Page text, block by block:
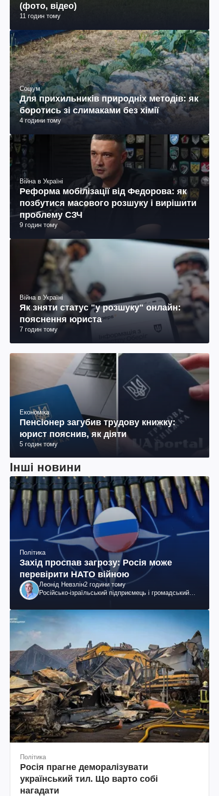
(фото, відео)
11 годин тому
Соціум
Для прихильників природніх методів: як
боротись зі слимаками без хімії
4 години тому
Війна в Україні
Реформа мобілізації від Федорова: як
позбутися масового розшуку і вирішити
проблему СЗЧ
9 годин тому
Війна в Україні
Як зняти статус "у розшуку" онлайн:
пояснення юриста
7 годин тому
Економіка
Пенсіонер загубив трудову книжку:
юрист пояснив, як діяти
5 годин тому
Інші новини
Політика
Захід проспав загрозу: Росія може
перевірити НАТО війною
Леонід Невзлін2 години тому
Російсько-ізраїльський підприємець і громадський
Політика
Росія прагне деморалізувати
український тил. Що варто собі
нагадати